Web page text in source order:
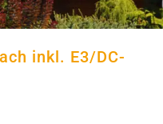
inkl. E3/DC-